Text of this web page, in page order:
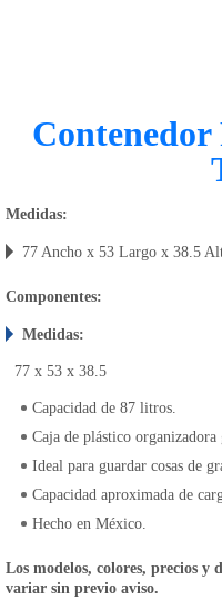
Medidas:
77 Ancho x 53 Largo x 38.5
Componentes:
Medidas:
77 x 53 x 38.5
Capacidad de 87 litros.
Caja de plástico organizadora
Ideal para guardar cosas de
Capacidad aproximada de
Hecho en México.
Los modelos, colores, precios y
variar sin previo aviso.